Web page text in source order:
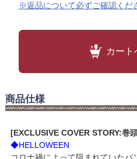
※返品について必ずご確認くだ
カート
商品仕様
[EXCLUSIVE COVER STORY:巻
◆HELLOWEEN
コロナ禍によって阻まれていたバ